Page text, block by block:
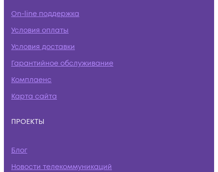
On-line поддержка
Условия оплаты
Условия доставки
Гарантийное обслуживание
Комплаенс
Карта сайта
ПРОЕКТЫ
Блог
Новости телекоммуникаций